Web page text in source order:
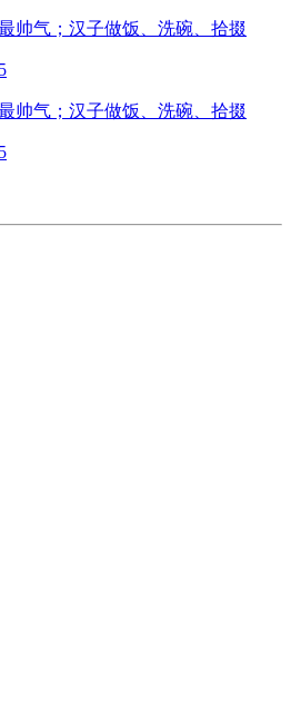
帅气；汉子做饭、洗碗、拾掇
帅气；汉子做饭、洗碗、拾掇